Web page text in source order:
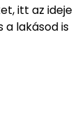
itt az ideje
a lakásod is